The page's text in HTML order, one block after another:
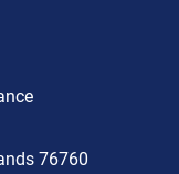
76760